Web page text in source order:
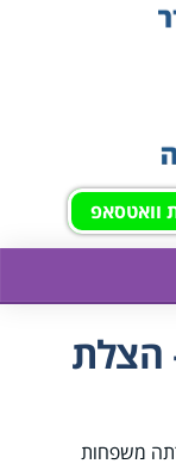
וואטסאפ
הצלת
משפחות